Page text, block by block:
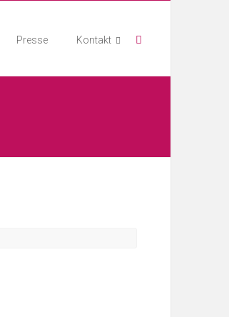
Presse Kontakt